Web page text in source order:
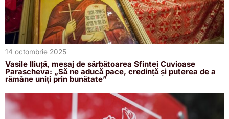
14 octombrie 2025
Vasile Iliuță, mesaj de sărbătoarea Sfintei Cuvioase
Parascheva: „Să ne aducă pace, credință și puterea de a
rămâne uniți prin bunătate”